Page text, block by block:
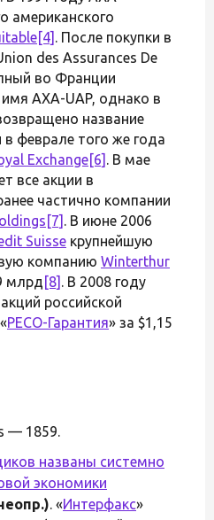
американского
[4] . После покупки в
des Assurances De
во Франции
AXA-UAP, однако в
название
в феврале того же года
Exchange[6] . В мае
все акции в
частично компании
[7] . В июне 2006
Suisse крупнейшую
компанию Winterthur
млрд [8] . В 2008 году
российской
РЕСО-Гарантия» за $1,15
— 1859.
названы системно
экономики
. «Интерфакс»